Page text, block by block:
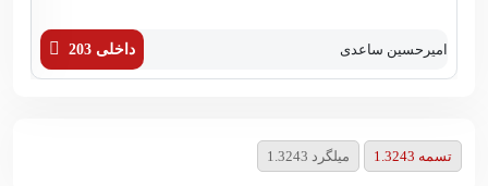
امیرحسین ساعدی داخلی 203
تسمه 1.3243 میلگرد 1.3243